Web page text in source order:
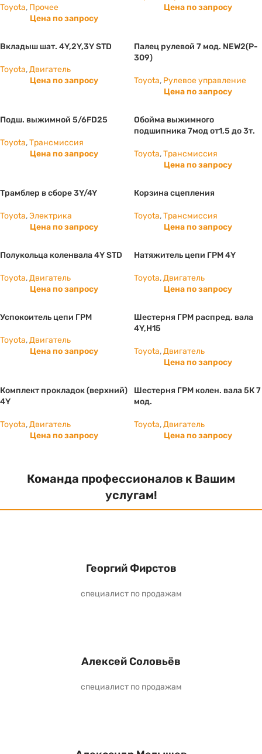
Toyota, Прочее
Цена по запросу
Цена по запросу
Вкладыш шат. 4Y,2Y,3Y STD
Toyota,Двигатель
Цена по запросу
Палец рулевой 7 мод. NEW2(P-
309)
Toyota, Рулевое управление
Цена по запросу
Подш. выжимной 5/6FD25
Toyota,Трансмиссия
Цена по запросу
Обойма выжимного
подшипника 7мод от1,5 до 3т.
Toyota,Трансмиссия
Цена по запросу
Трамблер в сборе 3Y/4Y
Toyota,Электрика
Цена по запросу
Корзина сцепления
Toyota,Трансмиссия
Цена по запросу
Полукольца коленвала 4Y STD
Toyota,Двигатель
Цена по запросу
Натяжитель цепи ГРМ 4Y
Toyota,Двигатель
Цена по запросу
Успокоитель цепи ГРМ
Toyota,Двигатель
Цена по запросу
Шестерня ГРМ распред. вала
4Y,H15
Toyota,Двигатель
Цена по запросу
Комплект прокладок (верхний)
4Y
Toyota,Двигатель
Цена по запросу
Шестерня ГРМ колен. вала 5К 7
мод.
Toyota,Двигатель
Цена по запросу
Команда профессионалов к Вашим
услугам!
Георгий Фирстов
специалист по продажам
Алексей Соловьёв
специалист по продажам